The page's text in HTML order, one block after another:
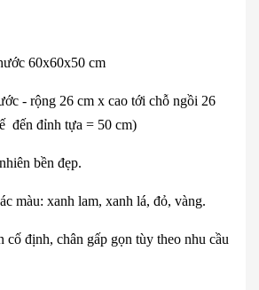
60x60x50 cm
- rộng 26 cm x cao tới chỗ ngồi 26
đến đỉnh tựa = 50 cm)
bền đẹp.
màu: xanh lam, xanh lá, đỏ, vàng.
cố định, chân gấp gọn tùy theo nhu cầu